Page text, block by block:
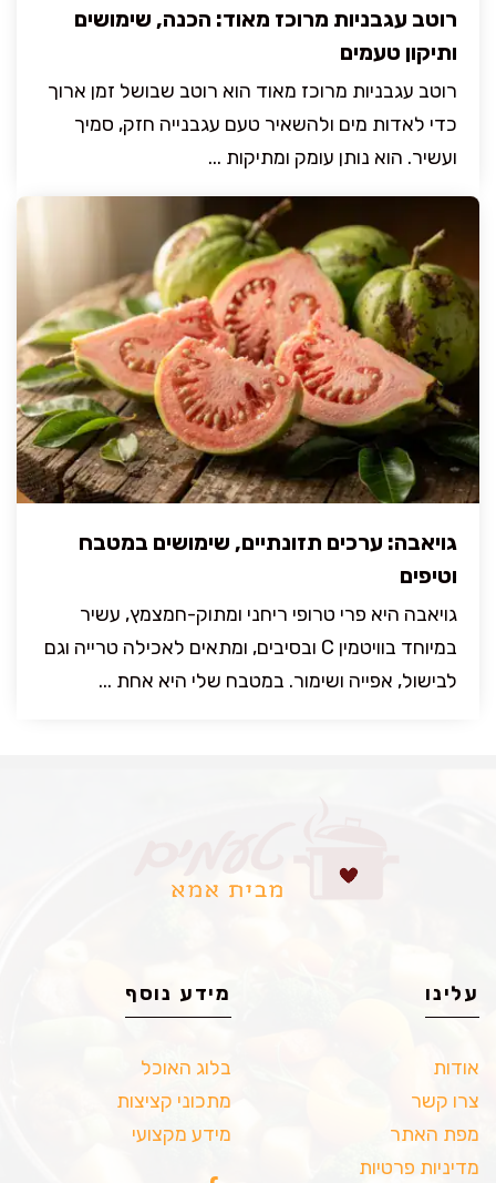
רוטב עגבניות מרוכז מאוד: הכנה, שימושים
ותיקון טעמים
רוטב עגבניות מרוכז מאוד הוא רוטב שבושל זמן ארוך
כדי לאדות מים ולהשאיר טעם עגבנייה חזק, סמיך
ועשיר. הוא נותן עומק ומתיקות ...
גויאבה: ערכים תזונתיים, שימושים במטבח
וטיפים
גויאבה היא פרי טרופי ריחני ומתוק-חמצמץ, עשיר
במיוחד בוויטמין C ובסיבים, ומתאים לאכילה טרייה וגם
לבישול, אפייה ושימור. במטבח שלי היא אחת ...
עלינו
אודות
צרו קשר
מפת האתר
מדיניות פרטיות
מידע נוסף
בלוג האוכל
מתכוני קציצות
מידע מקצועי